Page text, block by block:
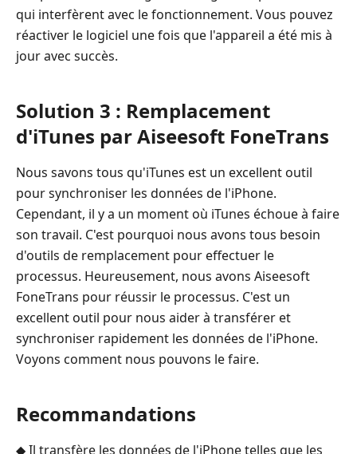
qui interfèrent avec le fonctionnement. Vous pouvez
réactiver le logiciel une fois que l'appareil a été mis à
jour avec succès.
Solution 3 : Remplacement
d'iTunes par Aiseesoft FoneTrans
Nous savons tous qu'iTunes est un excellent outil
pour synchroniser les données de l'iPhone.
Cependant, il y a un moment où iTunes échoue à faire
son travail. C'est pourquoi nous avons tous besoin
d'outils de remplacement pour effectuer le
processus. Heureusement, nous avons Aiseesoft
FoneTrans pour réussir le processus. C'est un
excellent outil pour nous aider à transférer et
synchroniser rapidement les données de l'iPhone.
Voyons comment nous pouvons le faire.
Recommandations
◆ Il transfère les données de l'iPhone telles que les